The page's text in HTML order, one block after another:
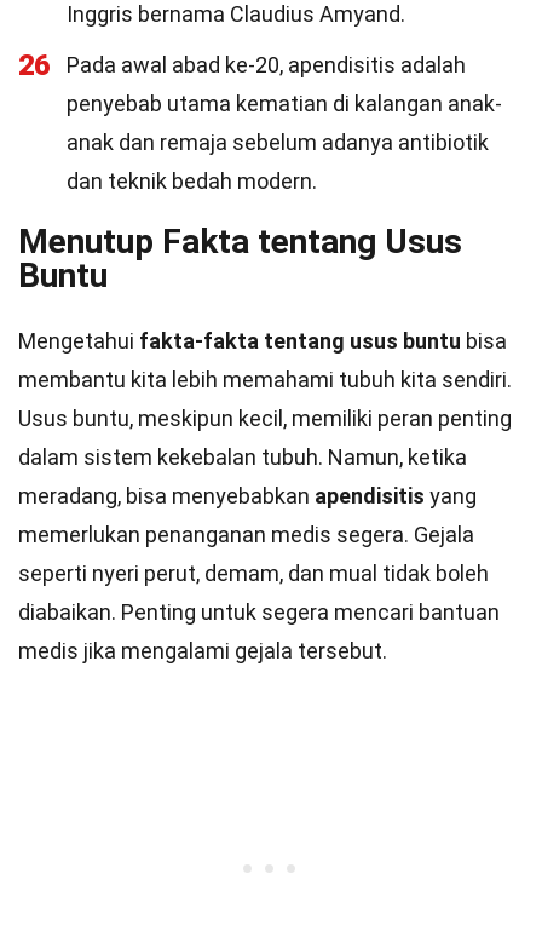
Inggris bernama Claudius Amyand.
26
Pada awal abad ke-20, apendisitis adalah
penyebab utama kematian di kalangan anak-
anak dan remaja sebelum adanya antibiotik
dan teknik bedah modern.
Menutup Fakta tentang Usus
Buntu
Mengetahui fakta-fakta tentang usus buntu bisa
membantu kita lebih memahami tubuh kita sendiri.
Usus buntu, meskipun kecil, memiliki peran penting
dalam sistem kekebalan tubuh. Namun, ketika
meradang, bisa menyebabkan apendisitis yang
memerlukan penanganan medis segera. Gejala
seperti nyeri perut, demam, dan mual tidak boleh
diabaikan. Penting untuk segera mencari bantuan
medis jika mengalami gejala tersebut.